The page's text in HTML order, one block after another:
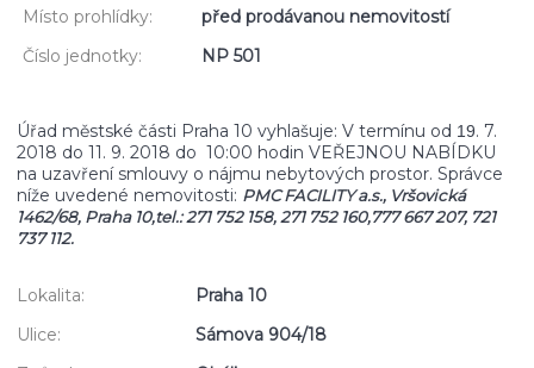
Místo prohlídky:
před prodávanou nemovitostí
Číslo jednotky:
NP 501
Úřad městské části Praha 10 vyhlašuje: V termínu od 19. 7.
2018 do 11. 9. 2018 do 10:00 hodin VEŘEJNOU NABÍDKU
na uzavření smlouvy o nájmu nebytových prostor. Správce
níže uvedené nemovitosti: PMC FACILITY a.s., Vršovická
1462/68, Praha 10,tel.: 271 752 158, 271 752 160,777 667 207, 721
737 112.
Lokalita:
Praha 10
Ulice:
Sámova 904/18